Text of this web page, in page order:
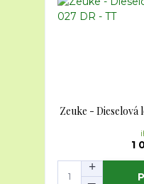
Zeuke - Dieselová
1